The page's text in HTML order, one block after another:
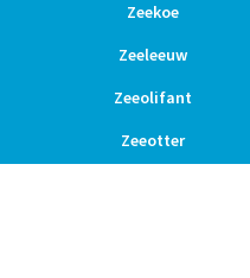
Zeekoe
Zeeleeuw
Zeeolifant
Zeeotter